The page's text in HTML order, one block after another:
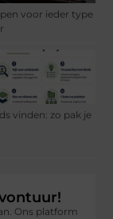
voor ieder type
vinden: zo pak je
Ons platform